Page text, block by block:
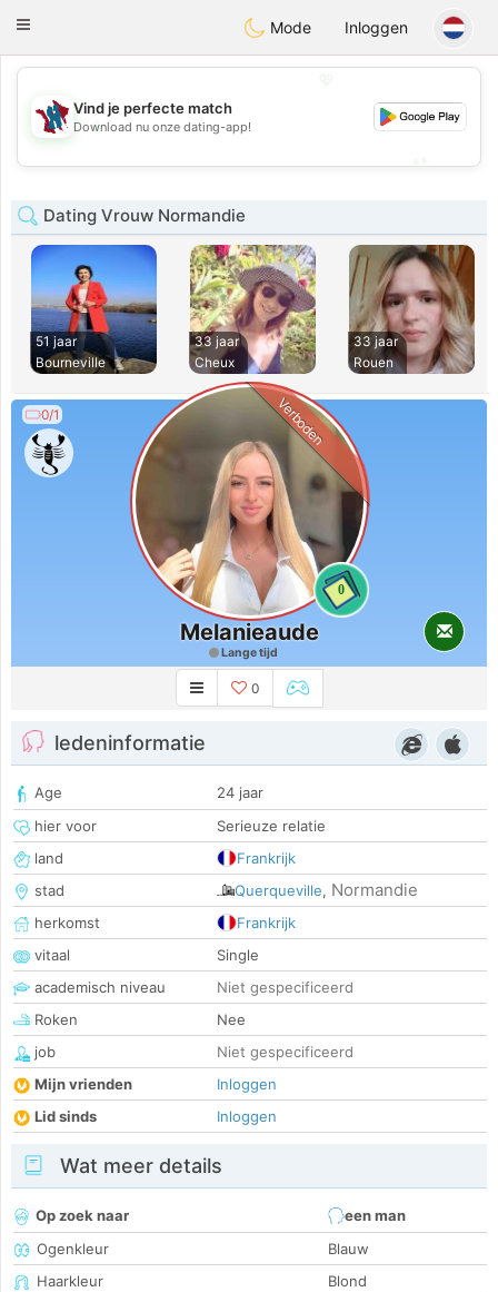
Taimerais
Toggle
Mode Inloggen
💖
💕
Vind je perfecte match
Download nu onze dating-app!
Dating Vrouw Normandie
51 jaar
Bourneville
33 jaar
Cheux
33 jaar
Rouen
0/1
0
Verboden
Melanieaude
Lange tijd
0
ledeninformatie
Age
24 jaar
hier voor
Serieuze relatie
land
Frankrijk
stad
Querqueville, Normandie
herkomst
Frankrijk
vitaal
Single
academisch niveau
Niet gespecificeerd
Roken
Nee
job
Niet gespecificeerd
Mijn vrienden
Inloggen
Lid sinds
Inloggen
Wat meer details
Op zoek naar
een man
Ogenkleur
Blauw
Haarkleur
Blond